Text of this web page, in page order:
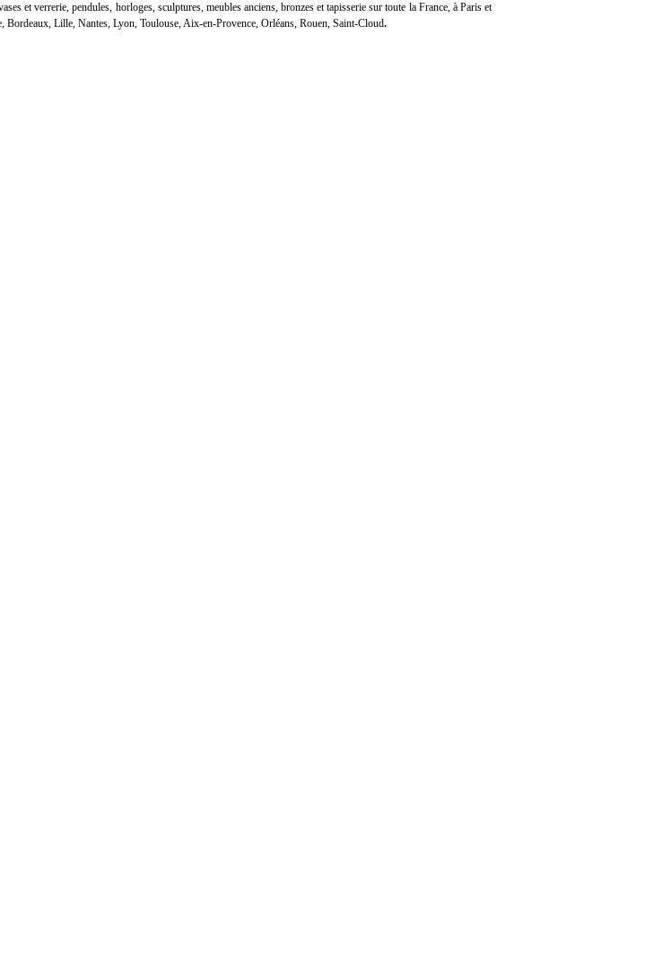
et verrerie, pendules, horloges, sculptures, meubles anciens, bronzes et tapisserie sur toute la France, à Paris et
Bordeaux, Lille, Nantes, Lyon, Toulouse, Aix-en-Provence, Orléans, Rouen, Saint-Cloud.